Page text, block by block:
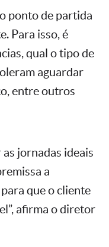
ponto de partida
Para isso, é
qual o tipo de
aguardar
entre outros
as jornadas ideais
a
que o cliente
afirma o diretor